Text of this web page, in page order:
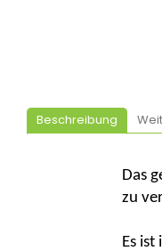
Beschreibung
Das
zu
Es